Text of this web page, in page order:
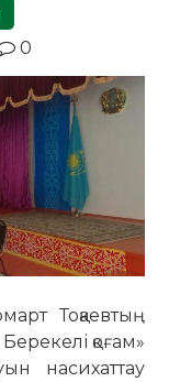
0
Тоқаевтың
қоғам»
насихаттау